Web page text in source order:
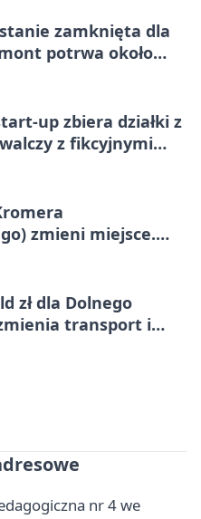
zamknięta dla
potrwa około
up zbiera działki z
z fikcyjnymi
zmieni miejsce.
zł dla Dolnego
transport i
nr 4 we